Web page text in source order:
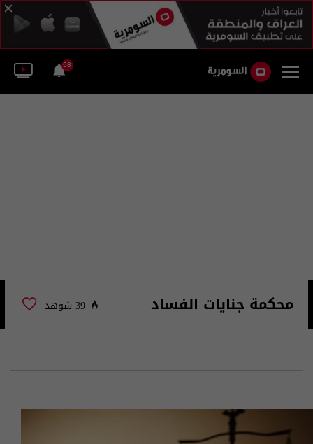
58
محكمة جنايات الفساد 39 شوهد